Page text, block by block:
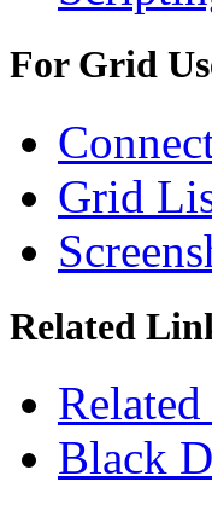
For Grid
Grid
Related
Black